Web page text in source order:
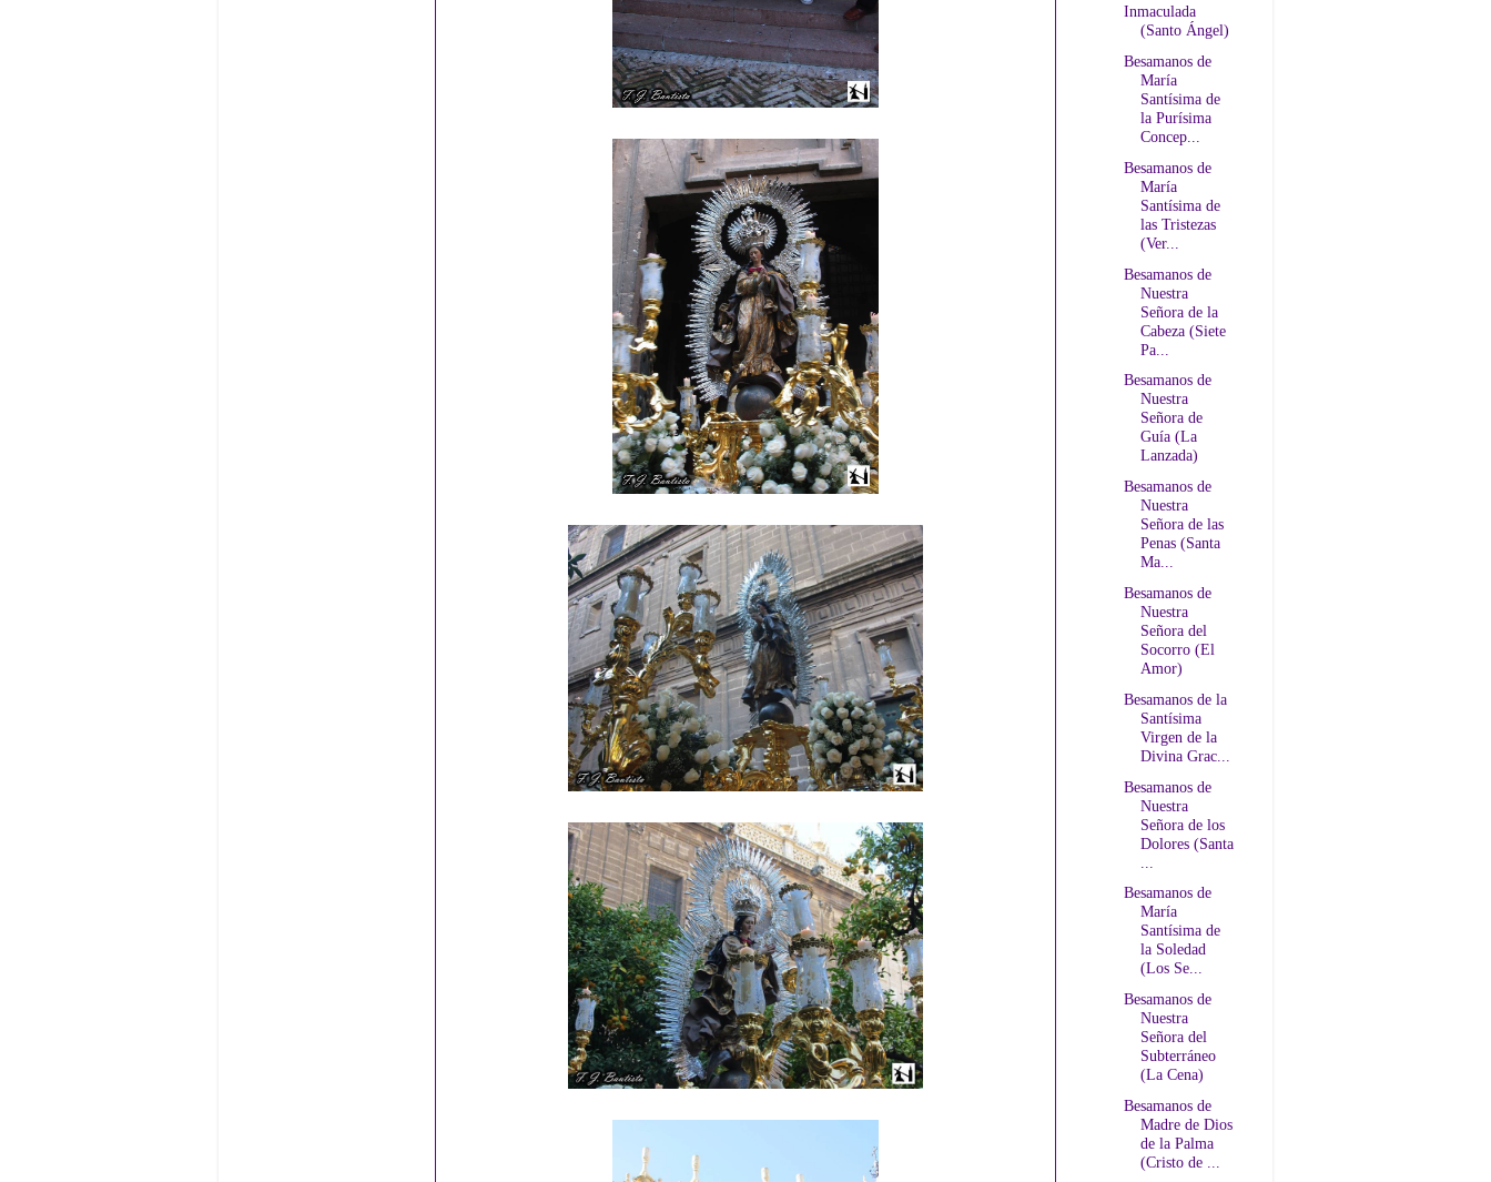
Inmaculada
(Santo Ángel)
Besamanos de
María
Santísima de
la Purísima
Concep...
Besamanos de
María
Santísima de
las Tristezas
(Ver...
Besamanos de
Nuestra
Señora de la
Cabeza (Siete
Pa...
Besamanos de
Nuestra
Señora de
Guía (La
Lanzada)
Besamanos de
Nuestra
Señora de las
Penas (Santa
Ma...
Besamanos de
Nuestra
Señora del
Socorro (El
Amor)
Besamanos de la
Santísima
Virgen de la
Divina Grac...
Besamanos de
Nuestra
Señora de los
Dolores (Santa
Besamanos de
María
Santísima de
la Soledad
(Los Se...
Besamanos de
Nuestra
Señora del
Subterráneo
(La Cena)
Besamanos de
Madre de Dios
de la Palma
(Cristo de ...